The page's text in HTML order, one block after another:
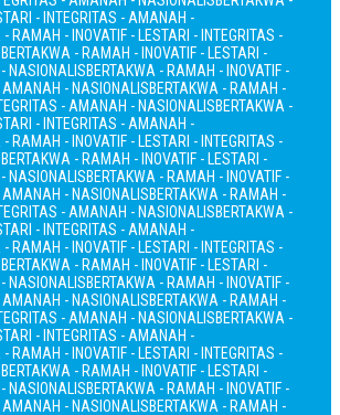
- INTEGRITAS - AMANAH -
- RAMAH - INOVATIF - LESTARI - INTEGRITAS -
BERTAKWA - RAMAH - INOVATIF - LESTARI -
NASIONALISBERTAKWA - RAMAH - INOVATIF -
AMANAH - NASIONALISBERTAKWA - RAMAH -
- AMANAH - NASIONALISBERTAKWA -
- INTEGRITAS - AMANAH -
- RAMAH - INOVATIF - LESTARI - INTEGRITAS -
BERTAKWA - RAMAH - INOVATIF - LESTARI -
NASIONALISBERTAKWA - RAMAH - INOVATIF -
AMANAH - NASIONALISBERTAKWA - RAMAH -
- AMANAH - NASIONALISBERTAKWA -
- INTEGRITAS - AMANAH -
- RAMAH - INOVATIF - LESTARI - INTEGRITAS -
BERTAKWA - RAMAH - INOVATIF - LESTARI -
NASIONALISBERTAKWA - RAMAH - INOVATIF -
AMANAH - NASIONALISBERTAKWA - RAMAH -
- AMANAH - NASIONALISBERTAKWA -
- INTEGRITAS - AMANAH -
- RAMAH - INOVATIF - LESTARI - INTEGRITAS -
BERTAKWA - RAMAH - INOVATIF - LESTARI -
NASIONALISBERTAKWA - RAMAH - INOVATIF -
AMANAH - NASIONALISBERTAKWA - RAMAH -